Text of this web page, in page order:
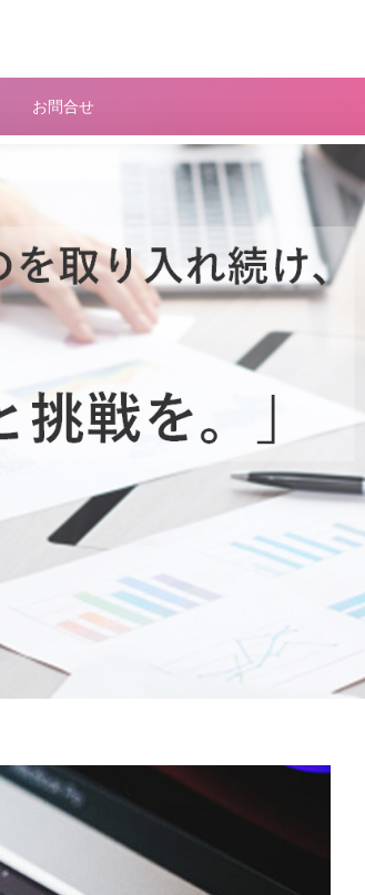
お問合せ